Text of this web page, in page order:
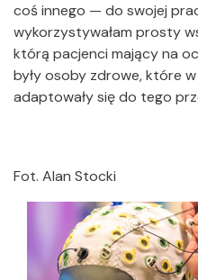
coś innego — do swojej
wykorzystywałam prosty
którą pacjenci mający na
były osoby zdrowe, które
adaptowały się do tego
Fot. Alan Stocki